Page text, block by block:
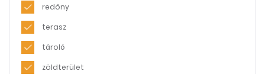
redőny
terasz
tároló
zöldterület